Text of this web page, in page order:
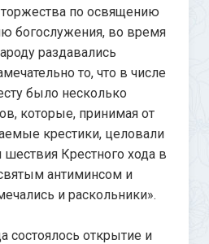
по освящению
богослужения, во время
раздавались
то, что в числе
было несколько
которые, принимая от
крестики, целовали
шествия Крестного хода в
антиминсом и
и раскольники».
состоялось открытие и